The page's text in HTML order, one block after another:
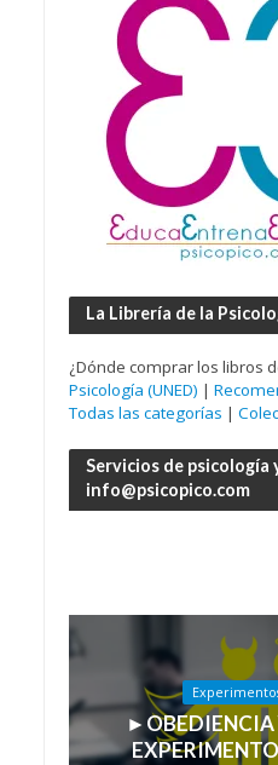
La Librería de la
¿Dónde comprar los libros
Psicología (UNED) |
Todas las categorías |
Servicios de psicología
info@psicopico.com
►OBEDIENCIA